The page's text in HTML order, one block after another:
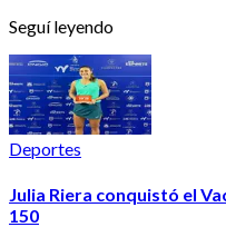
Seguí leyendo
Deportes
Julia Riera conquistó el
150